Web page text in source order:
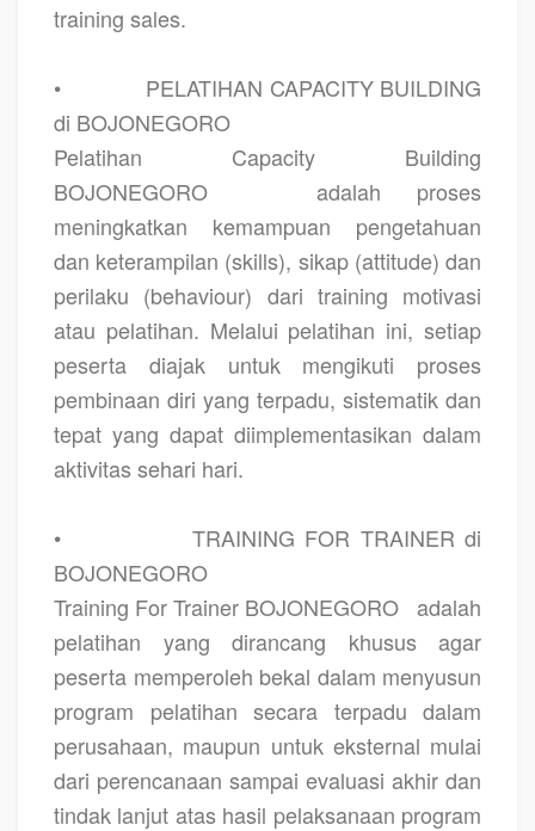
training sales.
•
PELATIHAN CAPACITY BUILDING
di BOJONEGORO
Pelatihan Capacity Building
BOJONEGORO
adalah proses
meningkatkan kemampuan pengetahuan
dan keterampilan (skills), sikap (attitude) dan
perilaku (behaviour) dari training motivasi
atau pelatihan. Melalui pelatihan ini, setiap
peserta diajak untuk mengikuti proses
pembinaan diri yang terpadu, sistematik dan
tepat yang dapat diimplementasikan dalam
aktivitas sehari hari.
•
TRAINING FOR TRAINER di
BOJONEGORO
Training For Trainer BOJONEGORO adalah
pelatihan yang dirancang khusus agar
peserta memperoleh bekal dalam menyusun
program pelatihan secara terpadu dalam
perusahaan, maupun untuk eksternal mulai
dari perencanaan sampai evaluasi akhir dan
tindak lanjut atas hasil pelaksanaan program